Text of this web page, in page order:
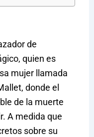
de
quien es
mujer llamada
donde el
de la muerte
A medida que
sobre su